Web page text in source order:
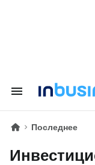
Последнее